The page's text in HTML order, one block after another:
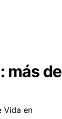
más de